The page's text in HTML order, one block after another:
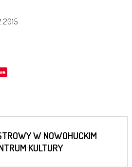
W NOWOHUCKIM
KULTURY